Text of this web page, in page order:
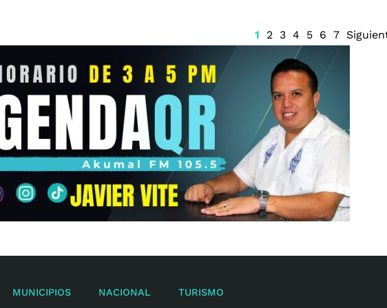
1 2 3 4 5 6 7
MUNICIPIOS NACIONAL TURISMO